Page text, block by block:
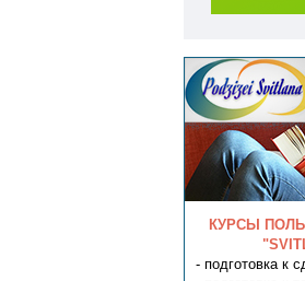
КУРСЫ
- подготовка к